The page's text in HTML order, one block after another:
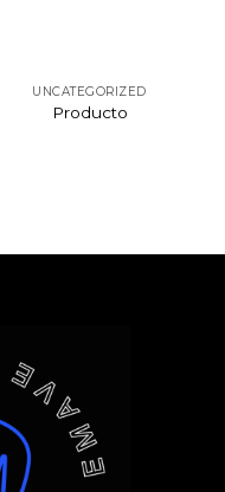
UNCATEGORIZED
Producto